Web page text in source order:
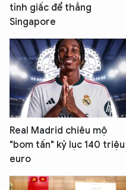
tỉnh giấc để thắng
Singapore
Real Madrid chiêu mộ
"bom tấn" kỷ lục 140 triệu
euro